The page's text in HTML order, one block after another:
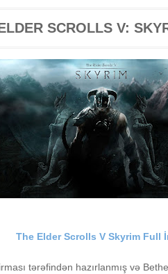
SCROLLS V:
The Elder Scrolls V Skyrim Full
tərəfindən hazırlanmış və